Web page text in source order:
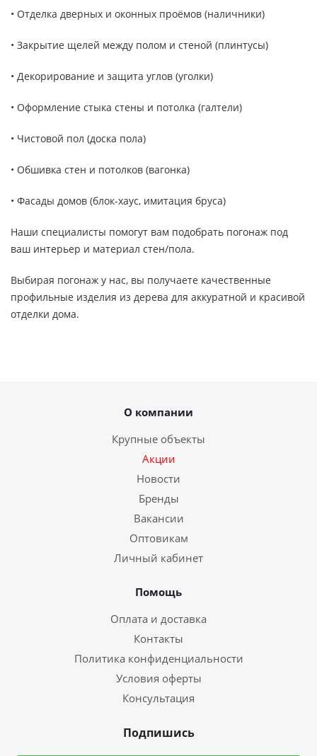
• Отделка дверных и оконных проёмов (наличники)
• Закрытие щелей между полом и стеной (плинтусы)
• Декорирование и защита углов (уголки)
• Оформление стыка стены и потолка (галтели)
• Чистовой пол (доска пола)
• Обшивка стен и потолков (вагонка)
• Фасады домов (блок-хаус, имитация бруса)
Наши специалисты помогут вам подобрать погонаж под
ваш интерьер и материал стен/пола.
Выбирая погонаж у нас, вы получаете качественные
профильные изделия из дерева для аккуратной и красивой
отделки дома.
О компании
Крупные объекты
Акции
Новости
Бренды
Вакансии
Оптовикам
Личный кабинет
Помощь
Оплата и доставка
Контакты
Политика конфиденциальности
Условия оферты
Консультация
Подпишись